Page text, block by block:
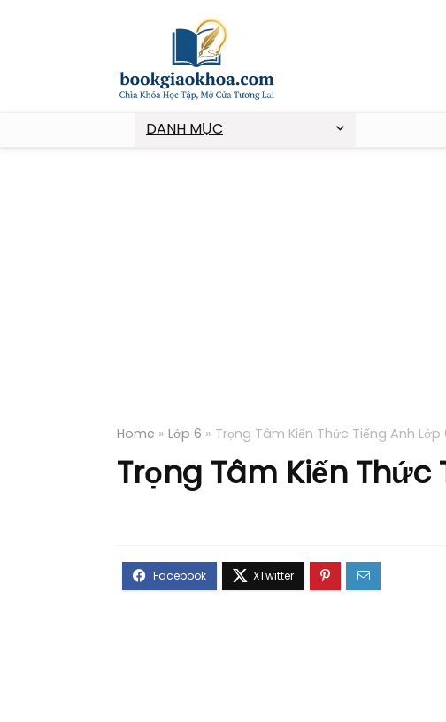
DANH MỤC
Home » Lớp 6 » Trọng Tâm Kiến Thức Tiếng Anh
Trọng Tâm Kiến Thức